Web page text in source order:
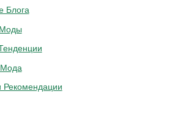
Блога